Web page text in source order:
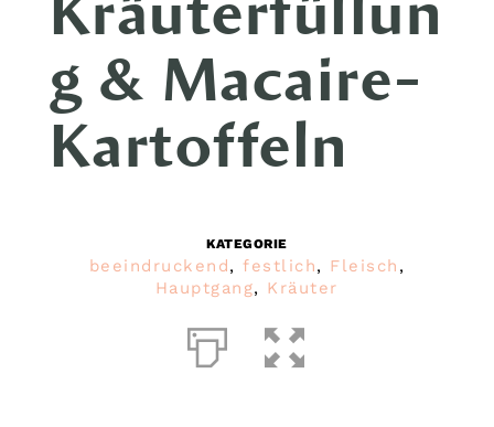
g & Macaire-
Kartoffeln
KATEGORIE
beeindruckend,festlich, Fleisch ,
Hauptgang, Kräuter